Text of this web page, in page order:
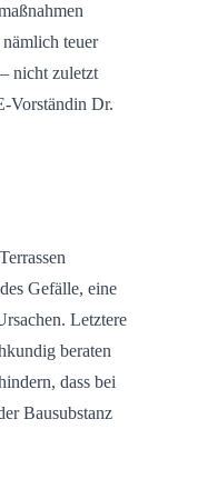
teuer
nicht zuletzt
Vorständin Dr.
Gefälle, eine
Letztere
beraten
dass bei
Bausubstanz